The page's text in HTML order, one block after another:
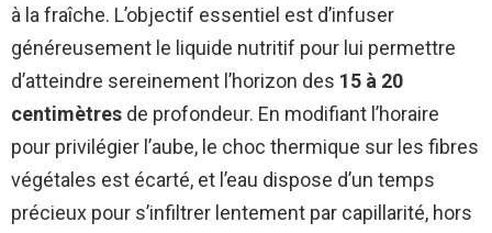
à la fraîche. L’objectif essentiel est d’infuser
généreusement le liquide nutritif pour lui permettre
d’atteindre sereinement l’horizon des 15 à 20
centimètres de profondeur. En modifiant l’horaire
pour privilégier l’aube, le choc thermique sur les fibres
végétales est écarté, et l’eau dispose d’un temps
précieux pour s’infiltrer lentement par capillarité, hors